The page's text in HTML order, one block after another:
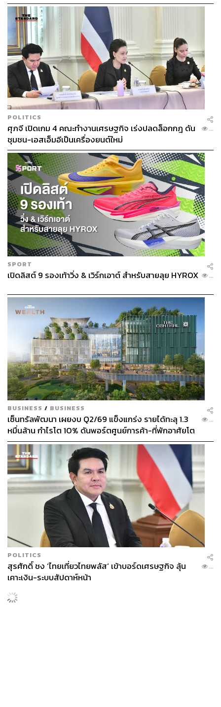
POLITICS
ศุภจี เปิดเกม 4 คณะทำงานเศรษฐกิจ เร่งปลดล็อกกฎ ดัน
ชุมชน-เอสเอ็มอีเป็นเครื่องยนต์ใหม่
...
SPORT
เปิดลิสต์ 9 รองเท้าวิ่ง & เวิร์กเอาต์ สำหรับสายลุย HYROX ...
BUSINESS / BUSINESS
เซ็นทรัลพัฒนา เผยงบ Q2/69 แข็งแกร่ง รายได้ทะลุ 1.3
หมื่นล้าน กำไรโต 10% ดันพอร์ตศูนย์การค้า-ที่พักอาศัยโต
ยกแผง
...
POLITICS
สุรศักดิ์ ชง ‘ไทยเที่ยวไทยพลัส’ เข้าบอร์ดเศรษฐกิจ ลุ้น
เคาะเงิน-ระบบสัปดาห์หน้า
...